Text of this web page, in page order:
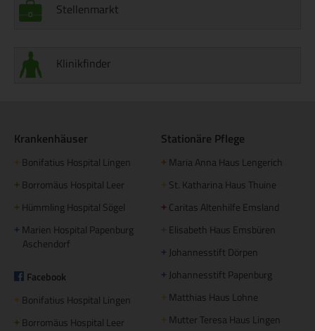
Stellenmarkt
Klinikfinder
Krankenhäuser
+ Bonifatius Hospital Lingen
+ Borromäus Hospital Leer
+ Hümmling Hospital Sögel
+ Marien Hospital Papenburg
Aschendorf
Facebook
+ Bonifatius Hospital Lingen
+ Borromäus Hospital Leer
Stationäre Pflege
+ Maria Anna Haus Lengerich
+ St. Katharina Haus Thuine
+ Caritas Altenhilfe Emsland
Elisabeth Haus Emsbüren
+ Johannesstift Dörpen
+ Johannesstift Papenburg
+ Matthias Haus Lohne
+ Mutter Teresa Haus Lingen